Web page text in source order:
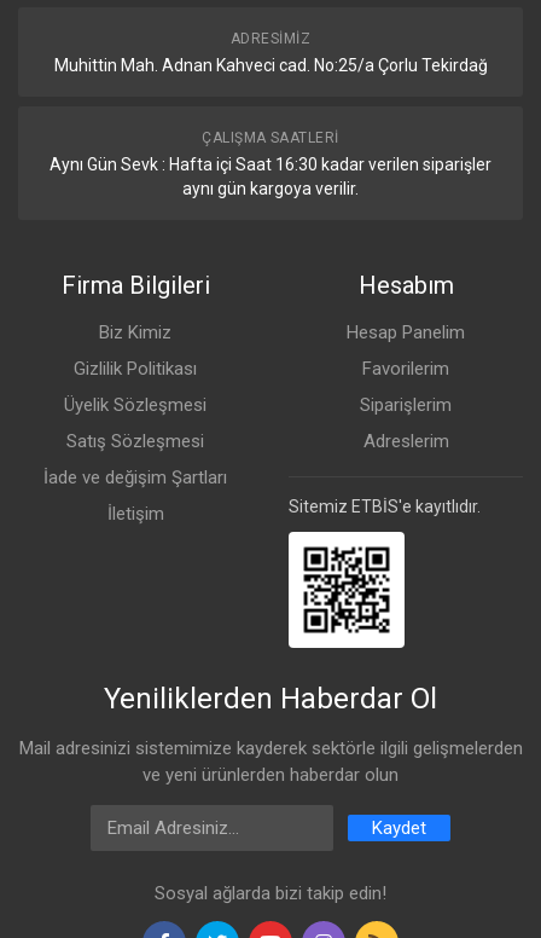
ADRESIMIZ
Muhittin Mah. Adnan Kahveci cad. No:25/a Çorlu Tekirdağ
ÇALIŞMA SAATLERI
Aynı Gün Sevk : Hafta içi Saat 16:30 kadar verilen siparişler
aynı gün kargoya verilir.
Firma Bilgileri
Biz Kimiz
Gizlilik Politikası
Üyelik Sözleşmesi
Satış Sözleşmesi
İade ve değişim Şartları
İletişim
Hesabım
Hesap Panelim
Favorilerim
Siparişlerim
Adreslerim
Sitemiz ETBİS'e kayıtlıdır.
Yeniliklerden Haberdar Ol
Mail adresinizi sistemimize kayderek sektörle ilgili gelişmelerden
ve yeni ürünlerden haberdar olun
Email Address
Kaydet
Sosyal ağlarda bizi takip edin!